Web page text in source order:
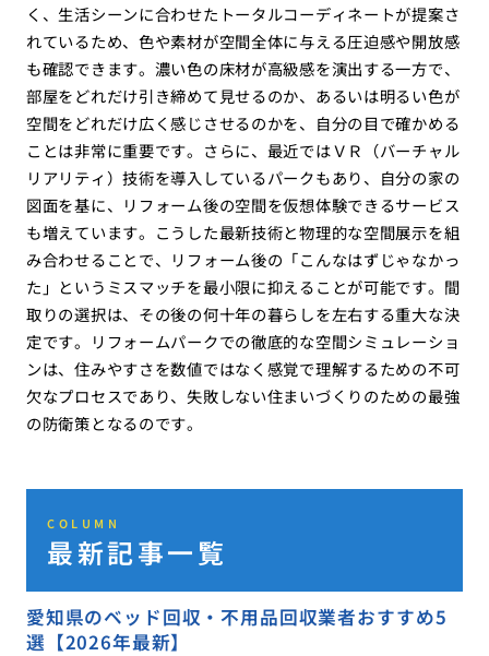
く、生活シーンに合わせたトータルコーディネートが提案さ
れているため、色や素材が空間全体に与える圧迫感や開放感
も確認できます。濃い色の床材が高級感を演出する一方で、
部屋をどれだけ引き締めて見せるのか、あるいは明るい色が
空間をどれだけ広く感じさせるのかを、自分の目で確かめる
ことは非常に重要です。さらに、最近ではＶＲ（バーチャル
リアリティ）技術を導入しているパークもあり、自分の家の
図面を基に、リフォーム後の空間を仮想体験できるサービス
も増えています。こうした最新技術と物理的な空間展示を組
み合わせることで、リフォーム後の「こんなはずじゃなかっ
た」というミスマッチを最小限に抑えることが可能です。間
取りの選択は、その後の何十年の暮らしを左右する重大な決
定です。リフォームパークでの徹底的な空間シミュレーショ
ンは、住みやすさを数値ではなく感覚で理解するための不可
欠なプロセスであり、失敗しない住まいづくりのための最強
の防衛策となるのです。
COLUMN
最新記事一覧
愛知県のベッド回収・不用品回収業者おすすめ5
選【2026年最新】